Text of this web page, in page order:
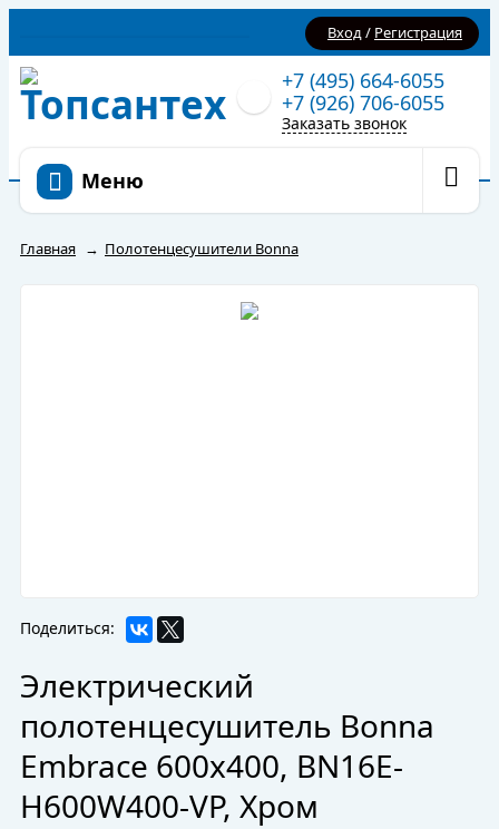
Вход/ Регистрация
+7 (495) 664-6055
+7 (926) 706-6055
Заказать звонок
Меню
Главная → Полотенцесушители Bonna
Поделиться:
Электрический
полотенцесушитель Bonna
Embrace 600x400, BN16E-
H600W400-VP, Хром